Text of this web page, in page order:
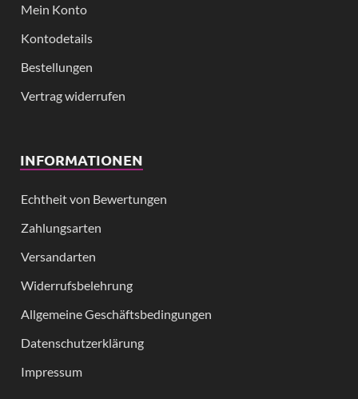
Mein Konto
Kontodetails
Bestellungen
Vertrag widerrufen
INFORMATIONEN
Echtheit von Bewertungen
Zahlungsarten
Versandarten
Widerrufsbelehrung
Allgemeine Geschäftsbedingungen
Datenschutzerklärung
Impressum